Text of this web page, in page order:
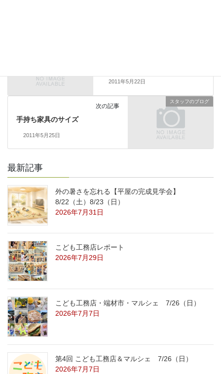
2011年5月22日
スタッフのブログ
次の記事
手持ち家具のサイズ
2011年5月25日
最新記事
外の暑さを忘れる【平屋の完成見学会】
8/22（土）8/23（日）
2026年7月31日
こども工務店レポート
2026年7月29日
こども工務店・端材市・マルシェ 7/26（日）
2026年7月7日
第4回 こども工務店＆マルシェ 7/26（日）
2026年7月7日